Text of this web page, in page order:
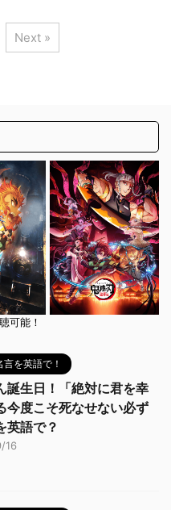
Next »
可能！
言を英語で！
誕生日！「絶対に君を幸
今度こそ死なせない必ず
英語で？
16